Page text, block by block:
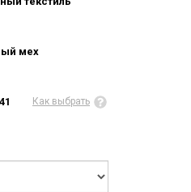
мех
Как выбрать